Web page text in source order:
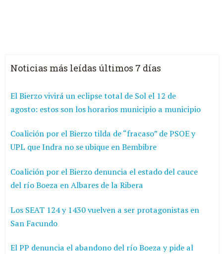
Noticias más leídas últimos 7 días
El Bierzo vivirá un eclipse total de Sol el 12 de
agosto: estos son los horarios municipio a municipio
Coalición por el Bierzo tilda de “fracaso” de PSOE y
UPL que Indra no se ubique en Bembibre
Coalición por el Bierzo denuncia el estado del cauce
del río Boeza en Albares de la Ribera
Los SEAT 124 y 1430 vuelven a ser protagonistas en
San Facundo
El PP denuncia el abandono del río Boeza y pide al